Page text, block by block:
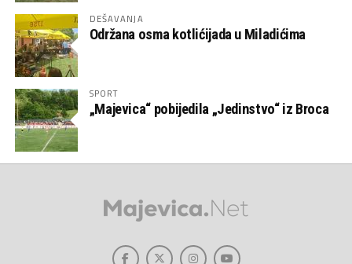
DEŠAVANJA
Održana osma kotlićijada u Miladićima
SPORT
„Majevica“ pobijedila „Jedinstvo“ iz Broca